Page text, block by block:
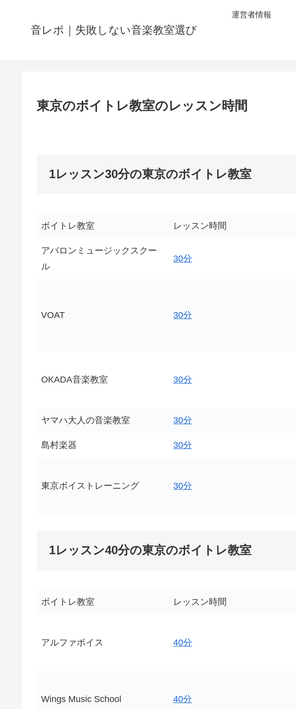
音レポ｜失敗しない音楽教室選び
運営者情報
東京のボイトレ教室のレッスン時間
1レッスン30分の東京のボイトレ教室
ボイトレ教室 レッスン時間
アバロンミュージックスクー
ル
30分
VOAT 30分
OKADA音楽教室 30分
ヤマハ大人の音楽教室 30分
島村楽器 30分
東京ボイストレーニング 30分
1レッスン40分の東京のボイトレ教室
ボイトレ教室 レッスン時間
アルファボイス 40分
Wings Music School 40分